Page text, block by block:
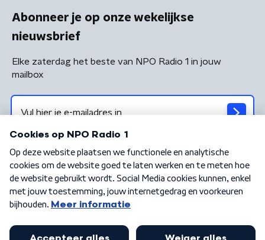
Abonneer je op onze wekelijkse
nieuwsbrief
Elke zaterdag het beste van NPO Radio 1 in jouw
mailbox
Algemene voorwaarden